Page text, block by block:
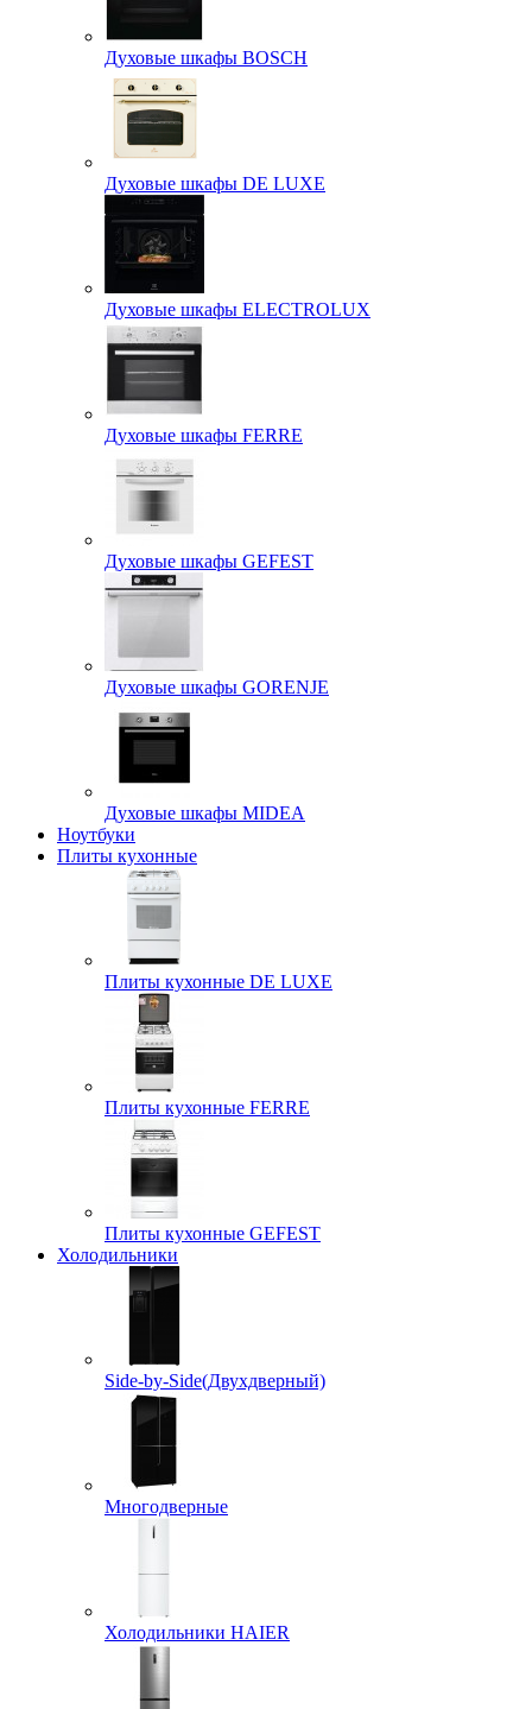
Духовые шкафы BOSCH
Духовые шкафы DE LUXE
Духовые шкафы ELECTROLUX
Духовые шкафы FERRE
Духовые шкафы GEFEST
Духовые шкафы GORENJE
Духовые шкафы MIDEA
Ноутбуки
Плиты кухонные
Плиты кухонные DE LUXE
Плиты кухонные FERRE
Плиты кухонные GEFEST
Холодильники
Side-by-Side(Двухдверный)
Многодверные
Холодильники HAIER